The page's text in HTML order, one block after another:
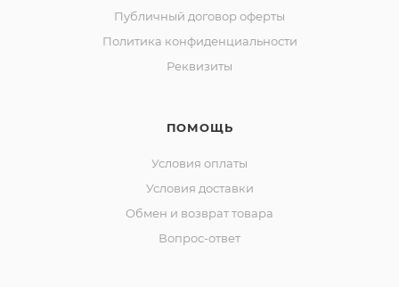
Публичный договор оферты
Политика конфиденциальности
Реквизиты
ПОМОЩЬ
Условия оплаты
Условия доставки
Обмен и возврат товара
Вопрос-ответ